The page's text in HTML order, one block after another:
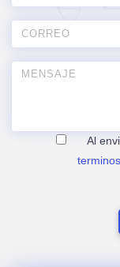
Al